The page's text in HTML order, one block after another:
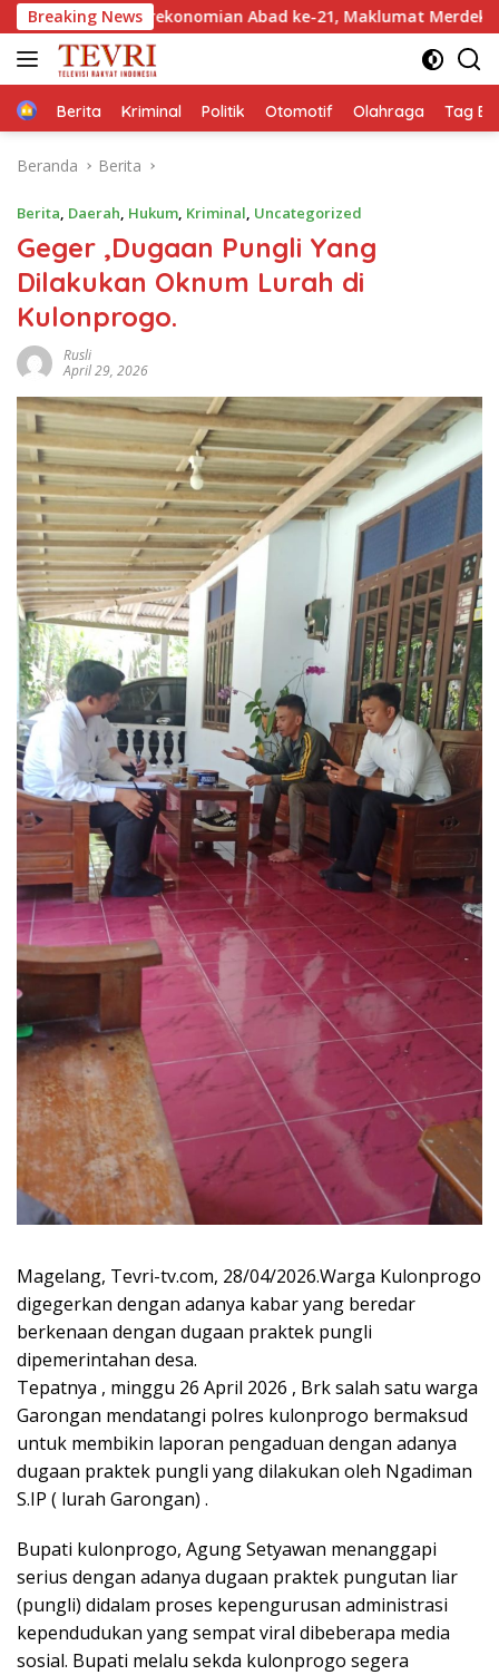
Langsung
ke
konten
Breaking News
Abad ke-21, Maklumat Merdeka Barat, dan Jalan
HomeBerita Kriminal Politik Otomotif Olahraga Tag
Beranda Berita
Berita, Daerah, Hukum, Kriminal, Uncategorized
Geger ,Dugaan Pungli Yang
Dilakukan Oknum Lurah di
Kulonprogo.
Rusli
April 29, 2026
Magelang, Tevri-tv.com, 28/04/2026.Warga Kulonprogo
digegerkan dengan adanya kabar yang beredar
berkenaan dengan dugaan praktek pungli
dipemerintahan desa.
Tepatnya , minggu 26 April 2026 , Brk salah satu warga
Garongan mendatangi polres kulonprogo bermaksud
untuk membikin laporan pengaduan dengan adanya
dugaan praktek pungli yang dilakukan oleh Ngadiman
S.IP ( lurah Garongan) .
Bupati kulonprogo, Agung Setyawan menanggapi
serius dengan adanya dugaan praktek pungutan liar
(pungli) didalam proses kepengurusan administrasi
kependudukan yang sempat viral dibeberapa media
sosial. Bupati melalu sekda kulonprogo segera